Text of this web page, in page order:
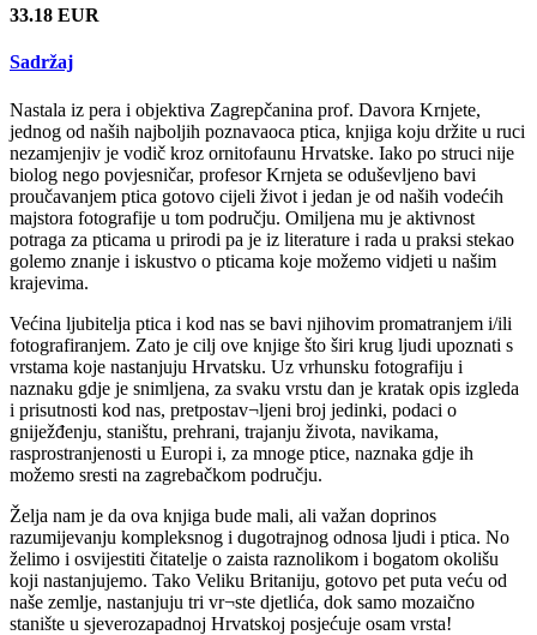
33.18 EUR
Sadržaj
Nastala iz pera i objektiva Zagrepčanina prof. Davora Krnjete,
jednog od naših najboljih poznavaoca ptica, knjiga koju držite u ruci
nezamjenjiv je vodič kroz ornitofaunu Hrvatske. Iako po struci nije
biolog nego povjesničar, profesor Krnjeta se oduševljeno bavi
proučavanjem ptica gotovo cijeli život i jedan je od naših vodećih
majstora fotografije u tom području. Omiljena mu je aktivnost
potraga za pticama u prirodi pa je iz literature i rada u praksi stekao
golemo znanje i iskustvo o pticama koje možemo vidjeti u našim
krajevima.
Većina ljubitelja ptica i kod nas se bavi njihovim promatranjem i/ili
fotografiranjem. Zato je cilj ove knjige što širi krug ljudi upoznati s
vrstama koje nastanjuju Hrvatsku. Uz vrhunsku fotografiju i
naznaku gdje je snimljena, za svaku vrstu dan je kratak opis izgleda
i prisutnosti kod nas, pretpostav¬ljeni broj jedinki, podaci o
gniježđenju, staništu, prehrani, trajanju života, navikama,
rasprostranjenosti u Europi i, za mnoge ptice, naznaka gdje ih
možemo sresti na zagrebačkom području.
Želja nam je da ova knjiga bude mali, ali važan doprinos
razumijevanju kompleksnog i dugotrajnog odnosa ljudi i ptica. No
želimo i osvijestiti čitatelje o zaista raznolikom i bogatom okolišu
koji nastanjujemo. Tako Veliku Britaniju, gotovo pet puta veću od
naše zemlje, nastanjuju tri vr¬ste djetlića, dok samo mozaično
stanište u sjeverozapadnoj Hrvatskoj posjećuje osam vrsta!